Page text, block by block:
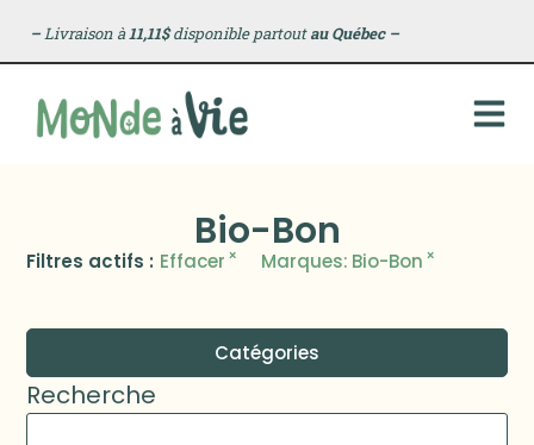
–Livraison à11,11$disponible partoutau Québec –
Bio-Bon
Filtres actifs : Effacer × Marques: Bio-Bon ×
Catégories
Recherche